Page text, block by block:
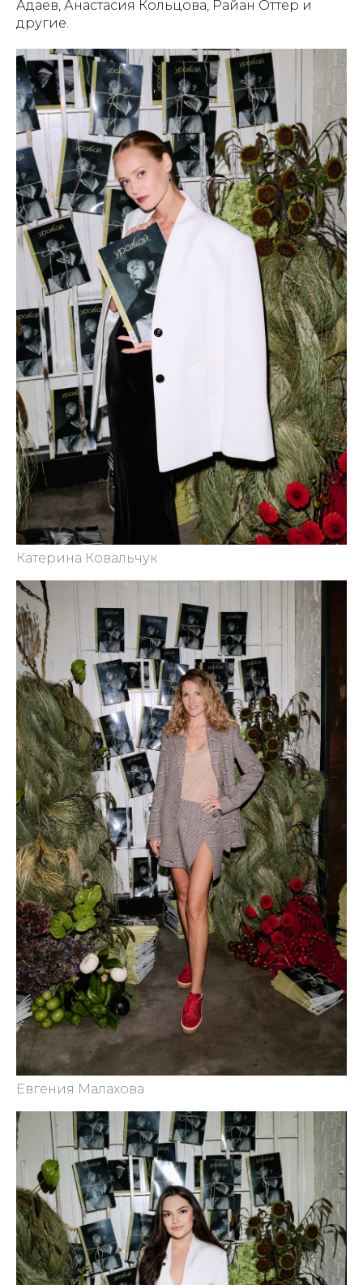
Адаев, Анастасия Кольцова, Райан Оттер и
другие.
Катерина Ковальчук
Евгения Малахова